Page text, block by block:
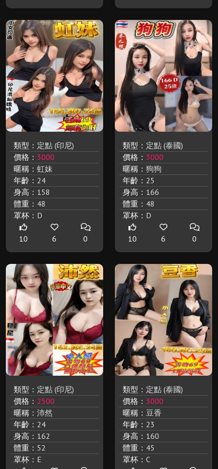
類型： 定點 (印尼)
價格： 3000
暱稱： 虹妹
年齡： 24
身高： 158
體重： 48
罩杯： D
10 6 0
類型： 定點 (泰國)
價格： 3000
暱稱： 狗狗
年齡： 25
身高： 166
體重： 48
罩杯： D
10 6 0
類型： 定點 (印尼)
價格： 2500
暱稱： 沛然
年齡： 24
身高： 162
體重： 52
罩杯： E
類型： 定點 (泰國)
價格： 3000
暱稱： 豆香
年齡： 23
身高： 160
體重： 45
罩杯： C